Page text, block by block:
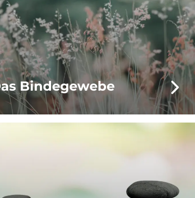
Bindegewebe